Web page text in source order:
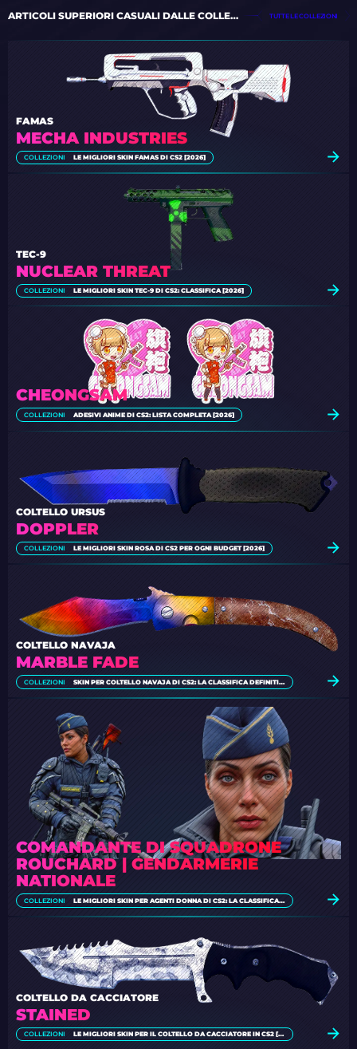
ARTICOLI SUPERIORI CASUALI DALLE COLLEZIONI TUTTE LE COLLEZIONI
MECHA INDUSTRIES
FAMAS
COLLEZIONI LE MIGLIORI SKIN FAMAS DI CS2 [2026]
NUCLEAR THREAT
TEC-9
COLLEZIONI LE MIGLIORI SKIN TEC-9 DI CS2: CLASSIFICA [2026]
CHEONGSAM
COLLEZIONI ADESIVI ANIME DI CS2: LISTA COMPLETA [2026]
DOPPLER
COLTELLO URSUS
COLLEZIONI LE MIGLIORI SKIN ROSA DI CS2 PER OGNI BUDGET [2026]
MARBLE FADE
COLTELLO NAVAJA
COLLEZIONI SKIN PER COLTELLO NAVAJA DI CS2: LA CLASSIFICA DEFINITIVA [2026]
COMANDANTE DI SQUADRONE
ROUCHARD | GENDARMERIE
NATIONALE
COLLEZIONI LE MIGLIORI SKIN PER AGENTI DONNA DI CS2: LA CLASSIFICA [2026]
STAINED
COLTELLO DA CACCIATORE
COLLEZIONI LE MIGLIORI SKIN PER IL COLTELLO DA CACCIATORE IN CS2 [2026]